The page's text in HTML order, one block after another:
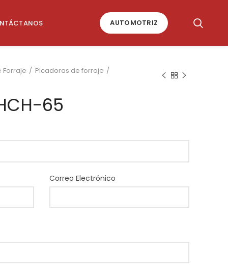
AUTOMOTRIZ
Forraje
Picadoras de forraje
65
Correo Electrónico